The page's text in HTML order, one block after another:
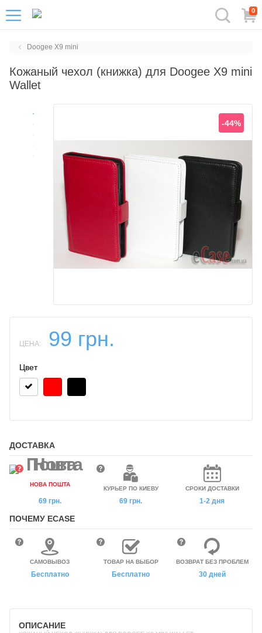
0
Doogee X9 mini
Кожаный чехол (книжка) для Doogee X9 mini
Wallet
-44%
ЦЕНА: 99 грн.
Цвет
ДОСТАВКА
НОВА ПОШТА
69 грн.
КУРЬЕР ПО КИЕВУ
69 грн.
СРОКИ ДОСТАВКИ
1-2 дня
ПОЧЕМУ ECASE
САМОВЫВОЗ
Бесплатно
ТОВАР НА ВЫБОР
Бесплатно
ВОЗВРАТ БЕЗ ПРОБЛЕМ
30 дней
ОПИСАНИЕ